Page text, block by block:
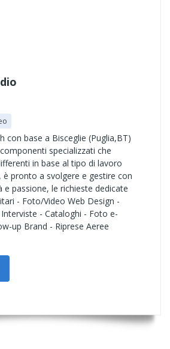
con base a Bisceglie (Puglia,BT)
specializzati che
in base al tipo di lavoro
pronto a svolgere e gestire con
e passione, le richieste dedicate
- Foto/Video Web Design -
- Cataloghi - Foto e-
up Brand - Riprese Aeree